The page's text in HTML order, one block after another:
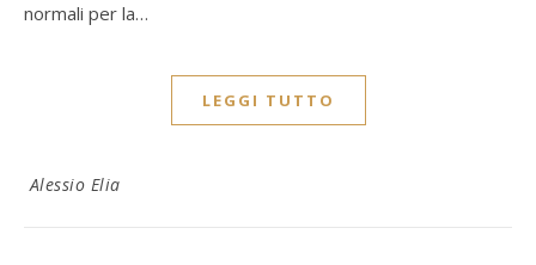
normali per la…
LEGGI TUTTO
Alessio Elia